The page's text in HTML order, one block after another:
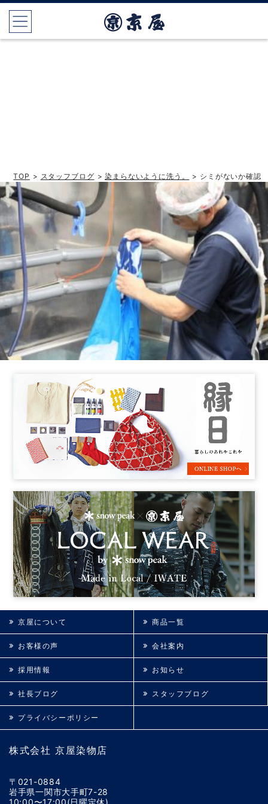
TOP > スタッフブログ >染まらないように洗う。 > シミがないか確認
株式会社 京屋染物店
〒021-0884
岩手県一関市大手町7-28
10:00〜17:00(日曜定休)
京屋について 商品一覧
お客様の声 会社案内
採用情報 お知らせ
社長ブログ スタッフブログ
プライバシーポリシー